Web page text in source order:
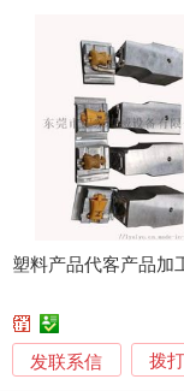
发联系信 拨